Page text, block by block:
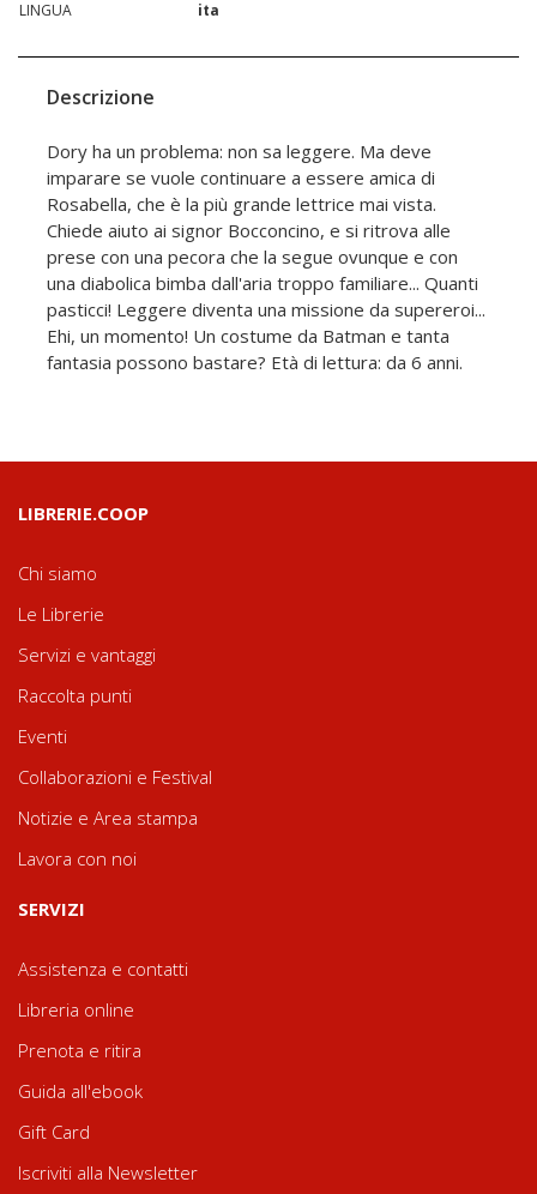
LINGUA
ita
Descrizione
Dory ha un problema: non sa leggere. Ma deve
imparare se vuole continuare a essere amica di
Rosabella, che è la più grande lettrice mai vista.
Chiede aiuto ai signor Bocconcino, e si ritrova alle
prese con una pecora che la segue ovunque e con
una diabolica bimba dall'aria troppo familiare... Quanti
pasticci! Leggere diventa una missione da supereroi...
Ehi, un momento! Un costume da Batman e tanta
fantasia possono bastare? Età di lettura: da 6 anni.
LIBRERIE.COOP
Chi siamo
Le Librerie
Servizi e vantaggi
Raccolta punti
Eventi
Collaborazioni e Festival
Notizie e Area stampa
Lavora con noi
SERVIZI
Assistenza e contatti
Libreria online
Prenota e ritira
Guida all'ebook
Gift Card
Iscriviti alla Newsletter